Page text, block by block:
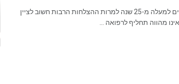
אורן זריף מטפל באנשים למעלה מ-25 שנה למרות ההצלחות הרבות חשוב לציין
מהווה תחליף לרפואה ...